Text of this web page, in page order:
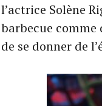
l’actrice Solène
barbecue
de se donner de